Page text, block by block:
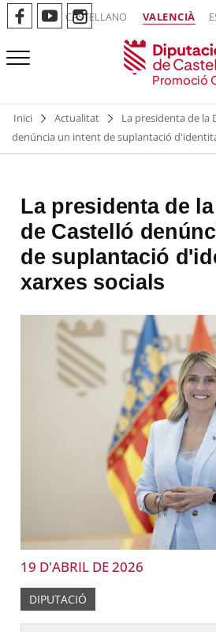
CASTELLANO VALENCIÀ
Promoció
Inici Actualitat
La presidenta de la
denúncia un intent de suplantació
La presidenta de
de Castelló
de suplantació
xarxes socials
19 D'ABRIL DE 2026
DIPUTACIÓ